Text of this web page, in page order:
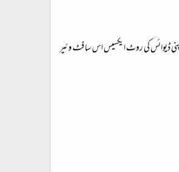
ڈیوائس کی روٹ ایکسیس اس سافٹ وئیر